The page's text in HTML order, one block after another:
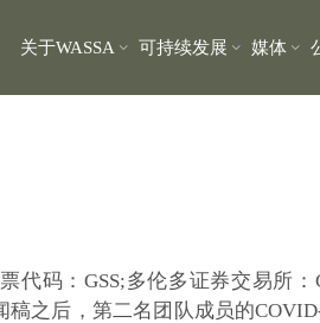
关于WASSA 可持续发展 媒体
码：GSS;多伦多证券交易所：
之后，第二名团队成员的